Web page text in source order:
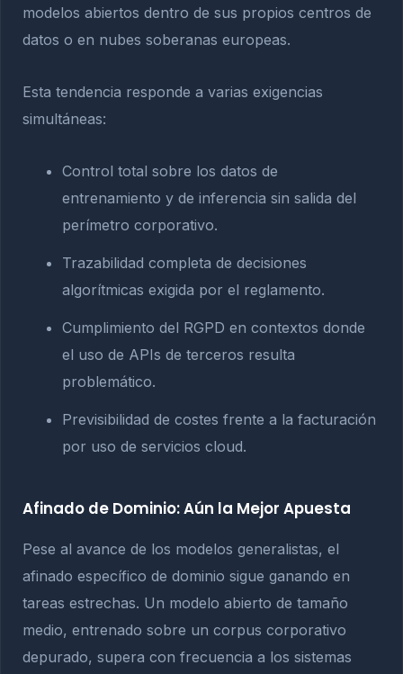
modelos abiertos dentro de sus propios centros de
datos o en nubes soberanas europeas.
Esta tendencia responde a varias exigencias
simultáneas:
Control total sobre los datos de
entrenamiento y de inferencia sin salida del
perímetro corporativo.
Trazabilidad completa de decisiones
algorítmicas exigida por el reglamento.
Cumplimiento del RGPD en contextos donde
el uso de APIs de terceros resulta
problemático.
Previsibilidad de costes frente a la facturación
por uso de servicios cloud.
Afinado de Dominio: Aún la Mejor Apuesta
Pese al avance de los modelos generalistas, el
afinado específico de dominio sigue ganando en
tareas estrechas. Un modelo abierto de tamaño
medio, entrenado sobre un corpus corporativo
depurado, supera con frecuencia a los sistemas